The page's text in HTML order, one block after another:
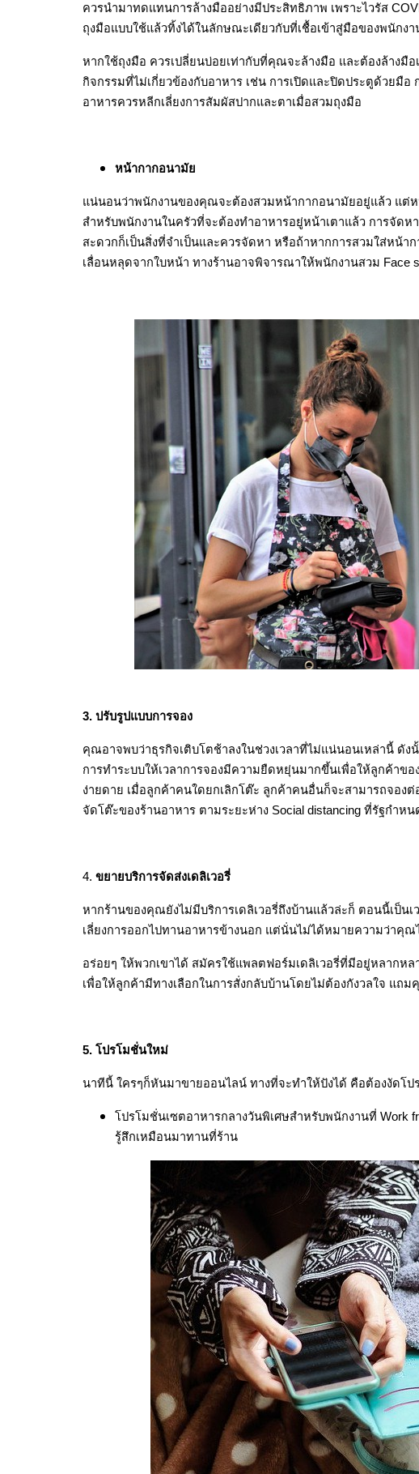
ควรนำมาทดแทนการล้างมืออย่างมีประสิทธิภาพ เพราะไวรัส
ถุงมือแบบใช้แล้วทิ้งได้ในลักษณะเดียวกับที่เชื้อเข้าสู่มือของพนักงา
หากใช้ถุงมือ ควรเปลี่ยนบ่อยเท่ากับที่คุณจะล้างมือ และต้องล้างมื
กิจกรรมที่ไม่เกี่ยวข้องกับอาหาร เช่น การเปิดและปิดประตูด้วยมื
อาหารควรหลีกเลี่ยงการสัมผัสปากและตาเมื่อสวมถุงมือ
หน้ากากอนามัย
แน่นอนว่าพนักงานของคุณจะต้องสวมหน้ากากอนามัยอยู่แล้ว แ
สำหรับพนักงานในครัวที่จะต้องทำอาหารอยู่หน้าเตาแล้ว การจัด
สะดวกก็เป็นสิ่งที่จำเป็นและควรจัดหา หรือถ้าหากการสวมใส่หน้า
เลื่อนหลุดจากใบหน้า ทางร้านอาจพิจารณาให้พนักงานสวม Face
3. ปรับรูปแบบการจอง
คุณอาจพบว่าธุรกิจเติบโตช้าลงในช่วงเวลาที่ไม่แน่นอนเหล่านี้ ดั
การทำระบบให้เวลาการจองมีความยืดหยุ่นมากขึ้นเพื่อให้ลูกค้าข
ง่ายดาย เมื่อลูกค้าคนใดยกเลิกโต๊ะ ลูกค้าคนอื่นก็จะสามารถจอง
จัดโต๊ะของร้านอาหาร ตามระยะห่าง Social distancing ที่รัฐกำหน
4. ขยายบริการจัดส่งเดลิเวอรี่
หากร้านของคุณยังไม่มีบริการเดลิเวอรี่ถึงบ้านแล้วล่ะก็ ตอนนี้เป็น
เลี่ยงการออกไปทานอาหารข้างนอก แต่นั่นไม่ได้หมายความว่าคุณ
อร่อยๆ ให้พวกเขาได้ สมัครใช้แพลตฟอร์มเดลิเวอรี่ที่มีอยู่หลาก
เพื่อให้ลูกค้ามีทางเลือกในการสั่งกลับบ้านโดยไม่ต้องกังวลใจ แถ
5. โปรโมชั่นใหม่
นาทีนี้ ใครๆก็หันมาขายออนไลน์ ทางที่จะทำให้ปังได้ คือต้องงัดโป
โปรโมชั่นเซตอาหารกลางวันพิเศษสำหรับพนักงานที่ Work
รู้สึกเหมือนมาทานที่ร้าน